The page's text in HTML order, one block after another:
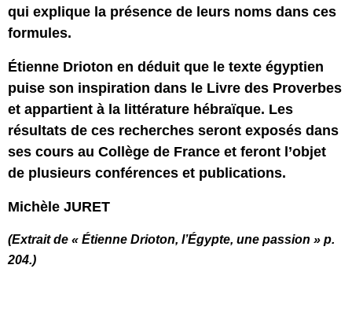
qui explique la présence de leurs noms dans ces
formules.
Étienne Drioton en déduit que le texte égyptien
puise son inspiration dans le Livre des Proverbes
et appartient à la littérature hébraïque. Les
résultats de ces recherches seront exposés dans
ses cours au Collège de France et feront l’objet
de plusieurs conférences et publications.
Michèle JURET
(Extrait de « Étienne Drioton, l’Égypte, une passion » p.
204.)